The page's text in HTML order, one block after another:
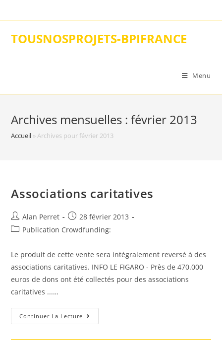
to
TOUSNOSPROJETS-BPIFRANCE
Menu
Archives mensuelles : février 2013
Accueil »Archives pour février 2013
Associations caritatives
Auteur/autrice
de
Alan Perret
Post
published:
28 février 2013
PostPublication Crowdfunding:
Le produit de cette vente sera intégralement reversé à des
associations caritatives. INFO LE FIGARO - Près de 470.000
euros de dons ont été collectés pour des associations
caritatives ...…
Continuer La Lecture Associations
Caritatives